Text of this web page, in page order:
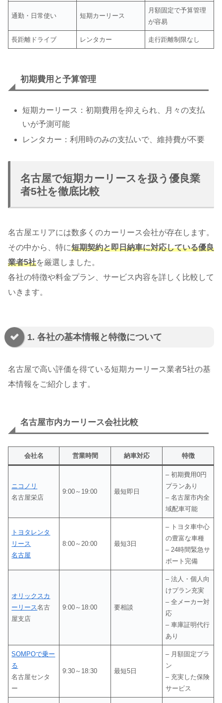
通勤・日常使い 短期カーリース
月額固定で予算管理
が容易
長距離ドライブ レンタカー 走行距離制限なし
初期費用と予算管理
短期カーリース：初期費用を抑えられ、月々の支払
いが予測可能
レンタカー：利用時のみの支払いで、維持費が不要
名古屋で短期カーリースを扱う優良業
者5社を徹底比較
名古屋エリアには数多くのカーリース会社が存在します。
その中から、特に短期契約と即日納車に対応している優良
業者5社を厳選しました。
各社の特徴や料金プラン、サービス内容を詳しく比較して
いきます。
1. 各社の基本情報と特徴について
名古屋で高い評価を得ている短期カーリース業者5社の基
本情報をご紹介します。
名古屋市内カーリース会社比較
会社名 営業時間 納車対応 特徴
ニコノリ
名古屋栄店
9:00～19:00 最短即日
– 初期費用0円
プランあり
– 名古屋市内全
域配車可能
トヨタレンタ
リース
名古屋
8:00～20:00 最短3日
– トヨタ車中心
の豊富な車種
– 24時間緊急サ
ポート完備
オリックスカ
ーリース名古
屋支店
9:00～18:00 要相談
– 法人・個人向
けプラン充実
– 全メーカー対
応
– 車庫証明代行
あり
SOMPOで乗ー
る
名古屋センタ
ー
9:30～18:30 最短5日
– 月額固定プラ
ン
– 充実した保険
サービス